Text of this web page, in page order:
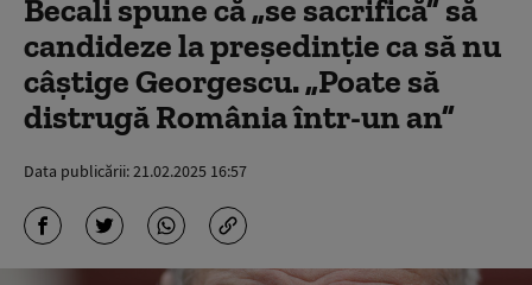
Becali spune că „se sacrifică” să
candideze la președinție ca să nu
câștige Georgescu. „Poate să
distrugă România într-un an”
Data publicării:21.02.2025 16:57